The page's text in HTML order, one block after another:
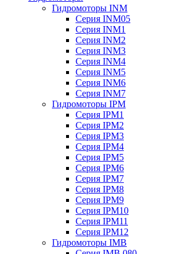
Гидромоторы INM
Серия INM05
Серия INM1
Серия INM2
Серия INM3
Серия INM4
Серия INM5
Серия INM6
Серия INM7
Гидромоторы IPM
Серия IPM1
Серия IPM2
Серия IPM3
Серия IPM4
Серия IPM5
Серия IPM6
Серия IPM7
Серия IPM8
Серия IPM9
Серия IPM10
Серия IPM11
Серия IPM12
Гидромоторы IMB